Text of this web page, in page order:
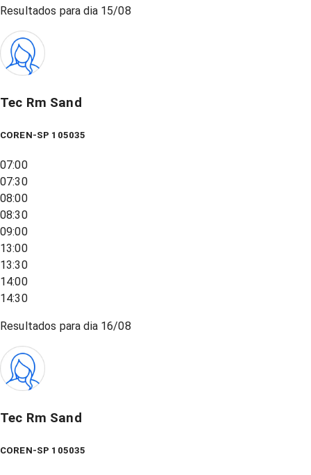
Resultados para dia 15/08
Tec Rm Sand
COREN-SP 105035
07:00
07:30
08:00
08:30
09:00
13:00
13:30
14:00
14:30
Resultados para dia 16/08
Tec Rm Sand
COREN-SP 105035